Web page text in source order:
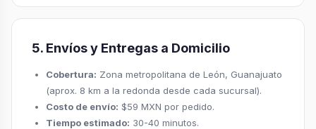
5. Envíos y Entregas a Domicilio
Cobertura: Zona metropolitana de León, Guanajuato
(aprox. 8 km a la redonda desde cada sucursal).
Costo de envío: $59 MXN por pedido.
Tiempo estimado: 30-40 minutos.